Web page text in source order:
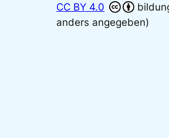
CC BY 4.0
anders angegeben)